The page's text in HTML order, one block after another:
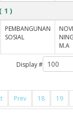
Display #
Prev 18 19
( 1 )
PEMBANGUNAN
SOSIAL
M.A